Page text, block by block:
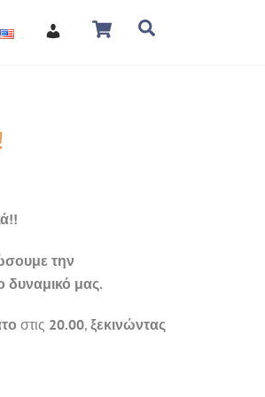
Cart
την
δυναμικό μας.
στις 20.00,ξεκινώντας